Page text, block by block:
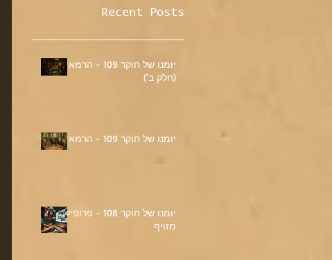
Recent Posts
יומנו של חוקר 109 - הרמאי
(חלק ב')
יומנו של חוקר 109 - הרמאי
יומנו של חוקר 108 - פרופיל
מזויף